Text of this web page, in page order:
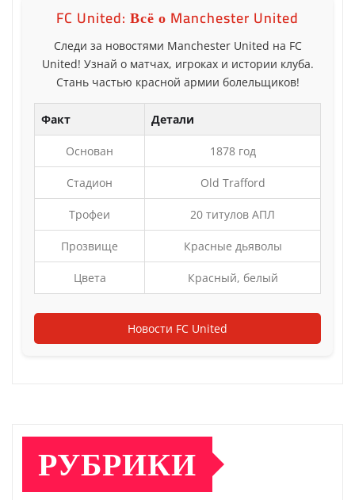
FC United: Всё о Manchester United
Следи за новостями Manchester United на FC
United! Узнай о матчах, игроках и истории клуба.
Стань частью красной армии болельщиков!
Факт Детали
Основан 1878 год
Стадион Old Trafford
Трофеи 20 титулов АПЛ
Прозвище Красные дьяволы
Цвета Красный, белый
Новости FC United
РУБРИКИ